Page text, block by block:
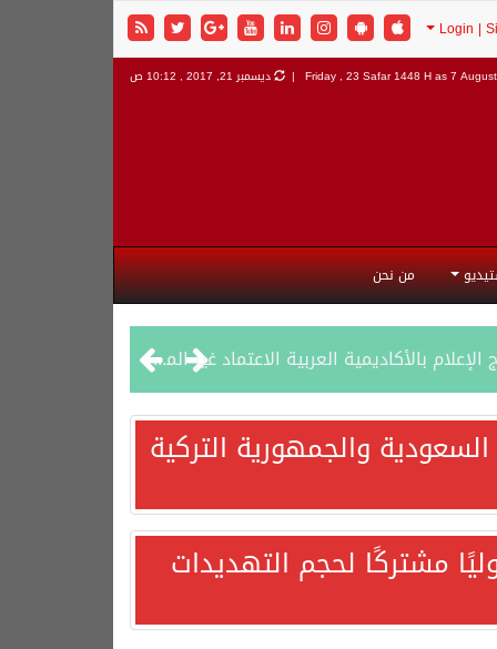
Friday , 23 Safar 1448 H as7 ديسمبر 21, 2017 , 10:12 ص
من نحن
والجمهورية التركية
مشتركًا لحجم التهديدات